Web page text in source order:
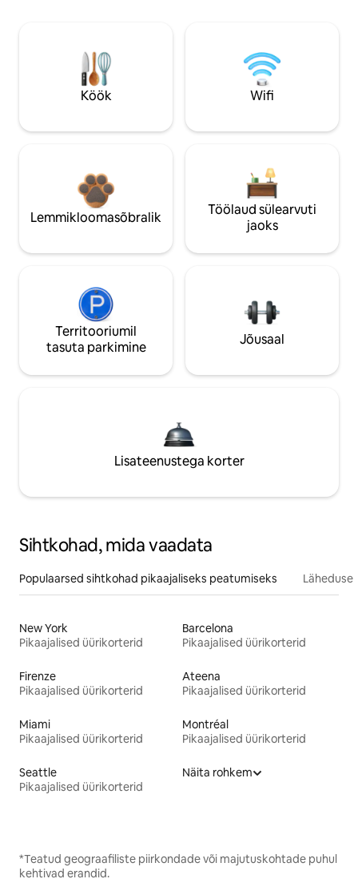
Köök Wifi
Lemmikloomasõbralik
Töölaud sülearvuti
jaoks
Territooriumil
tasuta parkimine
Jõusaal
Lisateenustega korter
Sihtkohad, mida vaadata
Populaarsed sihtkohad pikaajaliseks peatumiseks
New York
Pikaajalised üürikorterid
Barcelona
Pikaajalised üürikorterid
Firenze
Pikaajalised üürikorterid
Ateena
Pikaajalised üürikorterid
Miami
Pikaajalised üürikorterid
Montréal
Pikaajalised üürikorterid
Seattle
Pikaajalised üürikorterid
Näita rohkem
*Teatud geograafiliste piirkondade või majutuskohtade puhul
kehtivad erandid.